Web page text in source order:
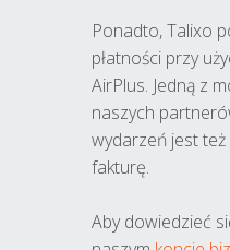
Ponadto, Talixo
płatności przy
AirPlus. Jedną z
naszych
wydarzeń jest
fakturę.
Aby dowiedzieć